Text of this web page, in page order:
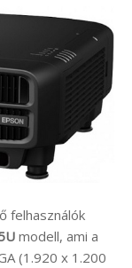
felhasználók
modell, ami a
(1.920 x 1.200